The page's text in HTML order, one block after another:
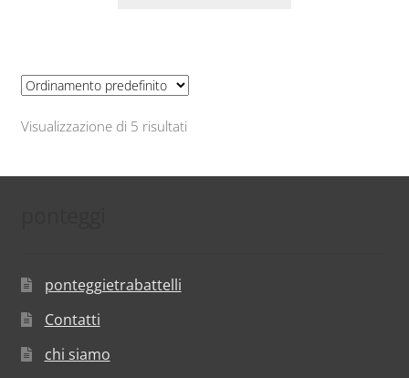
Visualizzazione di 5 risultati
ponteggietrabattelli
Contatti
chi siamo